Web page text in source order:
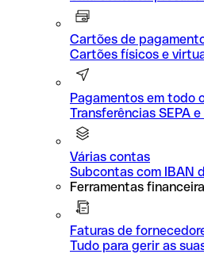
Cartões de
Cartões físicos e
Pagamentos em todo
Transferências SEPA
Várias contas
Subcontas com IBAN
Ferramentas
Faturas de
Tudo para gerir as